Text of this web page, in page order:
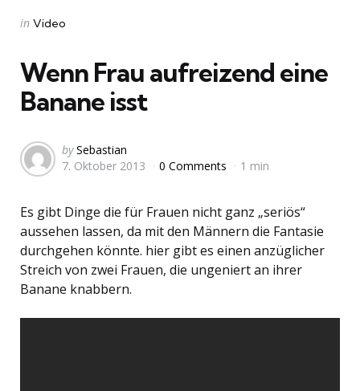
Categories
Posted
in Video
Wenn Frau aufreizend eine
Banane isst
Posted
by
by Sebastian
7. Oktober 2013
0 Comments 1 min
Es gibt Dinge die für Frauen nicht ganz „seriös“
aussehen lassen, da mit den Männern die Fantasie
durchgehen könnte. hier gibt es einen anzüglicher
Streich von zwei Frauen, die ungeniert an ihrer
Banane knabbern.